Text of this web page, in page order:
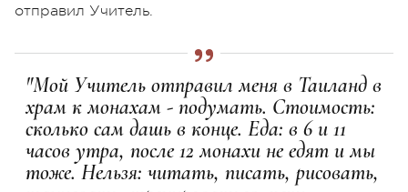
отправил Учитель.
"Мой Учитель отправил меня в Таиланд в
храм к монахам - подумать. Стоимость:
сколько сам дашь в конце. Еда: в 6 и 11
часов утра, после 12 монахи не едят и мы
тоже. Нельзя: читать, писать, рисовать,